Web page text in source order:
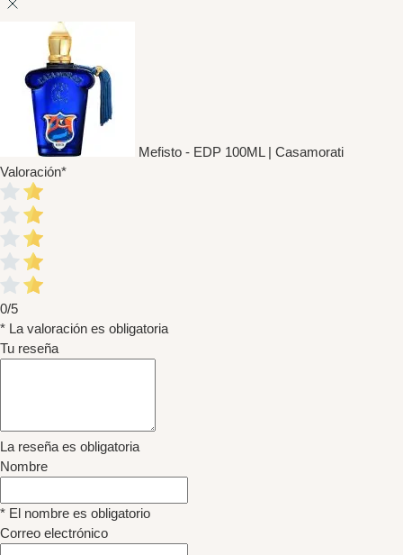
Mefisto - EDP 100ML | Casamorati
Valoración*
0/5
* La valoración es obligatoria
Tu reseña
La reseña es obligatoria
Nombre
* El nombre es obligatorio
Correo electrónico